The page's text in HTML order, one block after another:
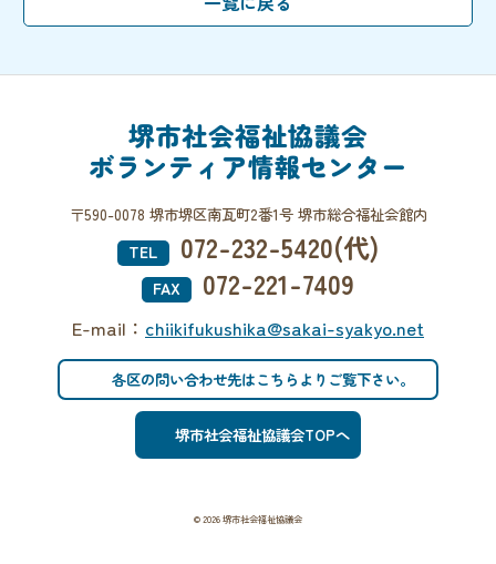
堺市社会福祉協議会
ボランティア情報センター
〒590-0078 堺市堺区南瓦町2番1号 堺市総合福祉会館内
TEL
072-232-5420(代)
FAX 072-221-7409
E-mail： chiikifukushika@sakai-syakyo.net
各区の問い合わせ先はこちらよりご覧下さい。
堺市社会福祉協議会TOPへ
© 2026 堺市社会福祉協議会